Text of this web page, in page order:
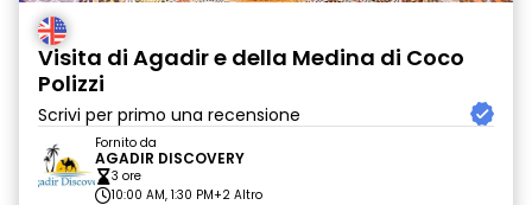
Visita di Agadir e della Medina di Coco
Polizzi
Scrivi per primo una recensione
Fornito da
AGADIR DISCOVERY
3 ore
10:00 AM, 1:30 PM+2 Altro